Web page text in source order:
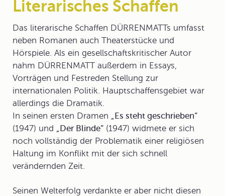
Literarisches Schaffen
Das literarische Schaffen DÜRRENMATTs umfasst
neben Romanen auch Theaterstücke und
Hörspiele. Als ein gesellschaftskritischer Autor
nahm DÜRRENMATT außerdem in Essays,
Vorträgen und Festreden Stellung zur
internationalen Politik. Hauptschaffensgebiet war
allerdings die Dramatik.
In seinen ersten Dramen „Es steht geschrieben“
(1947) und „Der Blinde“ (1947) widmete er sich
noch vollständig der Problematik einer religiösen
Haltung im Konflikt mit der sich schnell
verändernden Zeit.
Seinen Welterfolg verdankte er aber nicht diesen